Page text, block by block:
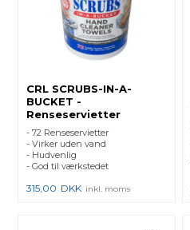
CRL SCRUBS-IN-A-
BUCKET -
Renseservietter
- 72 Renseservietter
- Virker uden vand
- Hudvenlig
- God til værkstedet
315,00 DKK inkl. moms